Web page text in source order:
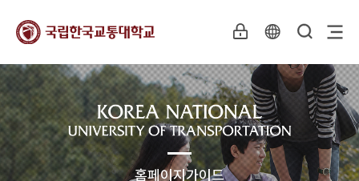
홈페이지가이드